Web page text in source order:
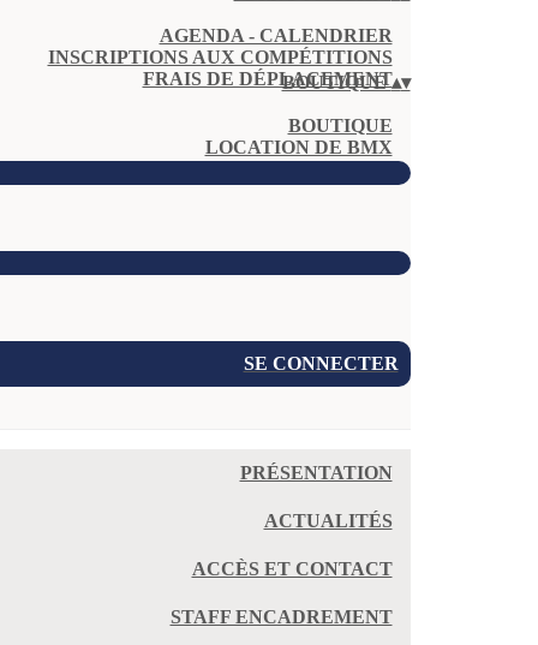
AGENDA - CALENDRIER
INSCRIPTIONS AUX COMPÉTITIONS
FRAIS DE DÉPLACEMENT
BOUTIQUE▴▾
BOUTIQUE
LOCATION DE BMX
SE CONNECTER
PRÉSENTATION
ACTUALITÉS
ACCÈS ET CONTACT
STAFF ENCADREMENT